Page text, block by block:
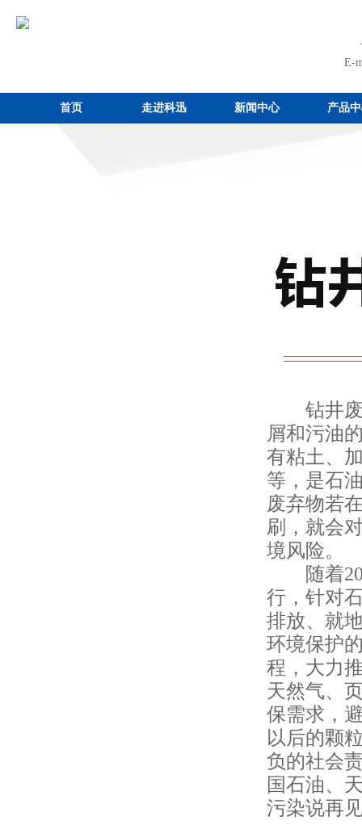
E-
首页 走进科迅 新闻中心 产品
钻井废
屑和污油
有粘土、
等，是石
废弃物若
刷，就会
境风险。
随着
行，针对
排放、就
环境保护
程，大力
天然气、
保需求，
以后的颗
负的社会
国石油、
污染说再